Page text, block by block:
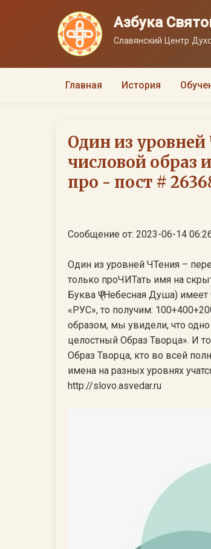
Азбука
Славянский Центр
Главная История
Один из
числовой образ
про - пост #
Сообщение от: 2023-06-14
Один из уровней ЧТения –
только проЧИТать имя на
Буква Ѱ (Небесная Душа)
«РУС», то получим:
образом, мы увидели, что
целостный Образ Творца». И
Образ Творца, кто во всей
имена на разных уровнях
http://slovo.asvedar.ru